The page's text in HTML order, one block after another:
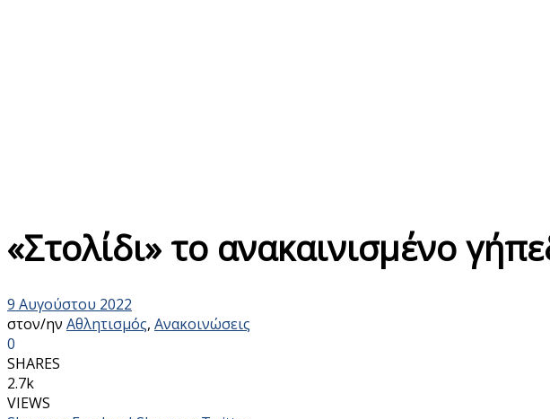
«Στολίδι» το ανακαινισμένο
9 Αυγούστου 2022
στον/ην Αθλητισμός, Ανακοινώσεις
0
SHARES
2.7k
VIEWS